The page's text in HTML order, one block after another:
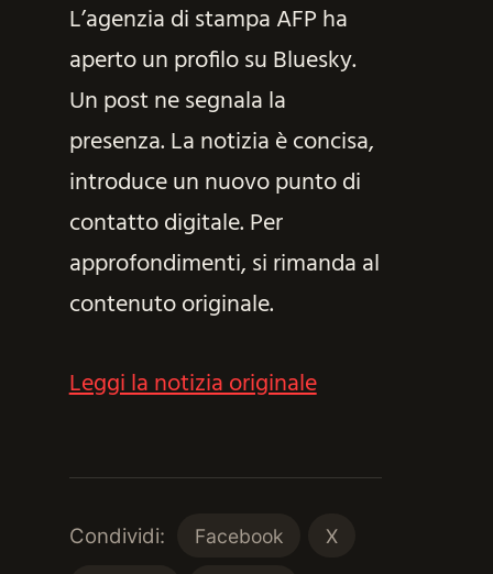
L’agenzia di stampa AFP ha
aperto un profilo su Bluesky.
Un post ne segnala la
presenza. La notizia è concisa,
introduce un nuovo punto di
contatto digitale. Per
approfondimenti, si rimanda al
contenuto originale.
Leggi la notizia originale
Condividi: Facebook X